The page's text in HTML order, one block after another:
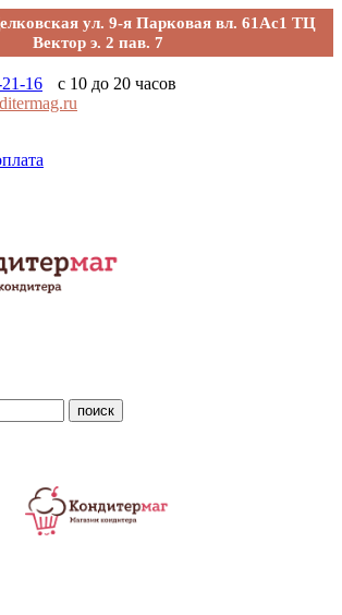
ул. 9-я Парковая вл. 61Ас1 ТЦ
Вектор э. 2 пав. 7
16
с 10 до 20 часов
поиск